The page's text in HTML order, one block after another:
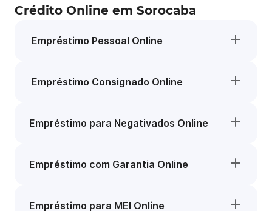
Crédito Online em Sorocaba
Empréstimo Pessoal Online
Empréstimo Consignado Online
Empréstimo para Negativados Online
Empréstimo com Garantia Online
Empréstimo para MEI Online